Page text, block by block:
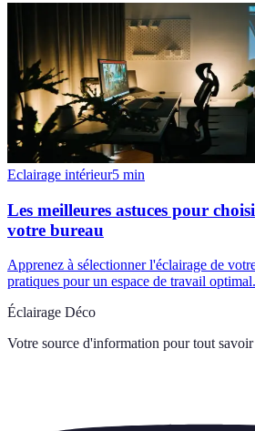
Eclairage intérieur5 min
Les meilleures astuces pour
votre bureau
Apprenez à sélectionner l'éclairage de
pratiques pour un espace de travail optimal.
Éclairage Déco
Votre source d'information pour tout